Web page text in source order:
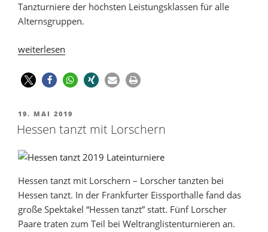
Tanzturniere der höchsten Leistungsklassen für alle
Alternsgruppen.
weiterlesen
19. MAI 2019
Hessen tanzt mit Lorschern
Hessen tanzt mit Lorschern – Lorscher tanzten bei
Hessen tanzt. In der Frankfurter Eissporthalle fand das
große Spektakel “Hessen tanzt” statt. Fünf Lorscher
Paare traten zum Teil bei Weltranglistenturnieren an.